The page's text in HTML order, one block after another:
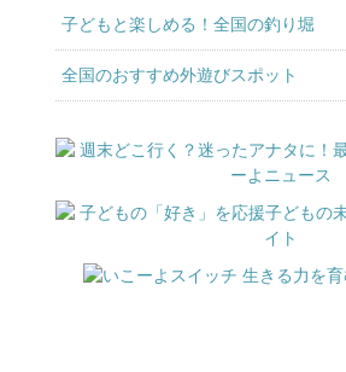
子どもと楽しめる！全国の釣り堀
全国のおすすめ外遊びスポット